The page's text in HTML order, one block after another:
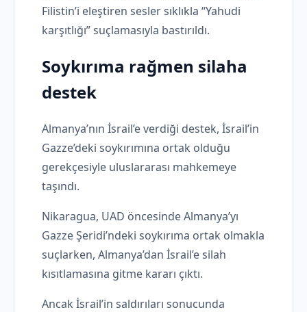
Filistin’i eleştiren sesler sıklıkla “Yahudi
karşıtlığı” suçlamasıyla bastırıldı.
Soykırıma rağmen silaha
destek
Almanya’nın İsrail’e verdiği destek, İsrail’in
Gazze’deki soykırımına ortak olduğu
gerekçesiyle uluslararası mahkemeye
taşındı.
Nikaragua, UAD öncesinde Almanya’yı
Gazze Şeridi’ndeki soykırıma ortak olmakla
suçlarken, Almanya’dan İsrail’e silah
kısıtlamasına gitme kararı çıktı.
Ancak İsrail’in saldırıları sonucunda